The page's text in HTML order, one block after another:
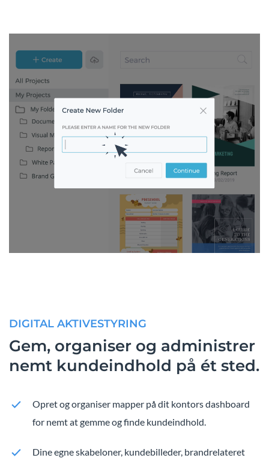
DIGITAL AKTIVESTYRING
Gem, organiser og administrer
nemt kundeindhold på ét sted.
Opret og organiser mapper på dit kontors dashboard
for nemt at gemme og finde kundeindhold.
Dine egne skabeloner, kundebilleder, brandrelateret